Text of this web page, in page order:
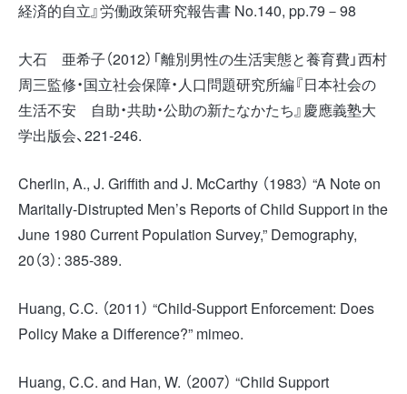
経済的自立』労働政策研究報告書 No.140, pp.79－98
大石 亜希子（2012）「離別男性の生活実態と養育費」西村
周三監修・国立社会保障・人口問題研究所編『日本社会の
生活不安 自助・共助・公助の新たなかたち』慶應義塾大
学出版会、221-246.
Cherlin, A., J. Griffith and J. McCarthy （1983） “A Note on
Maritally-Distrupted Men’s Reports of Child Support in the
June 1980 Current Population Survey,” Demography,
20（3）: 385-389.
Huang, C.C. （2011） “Child-Support Enforcement: Does
Policy Make a Difference?” mimeo.
Huang, C.C. and Han, W. （2007） “Child Support